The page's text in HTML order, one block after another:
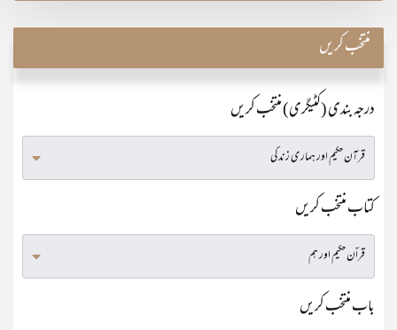
منتخب کریں
درجہ بندی (کٹیگری) منتخب کریں
کتاب منتخب کریں
باب منتخب کریں